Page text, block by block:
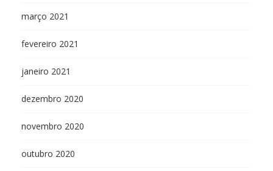
março 2021
fevereiro 2021
janeiro 2021
dezembro 2020
novembro 2020
outubro 2020